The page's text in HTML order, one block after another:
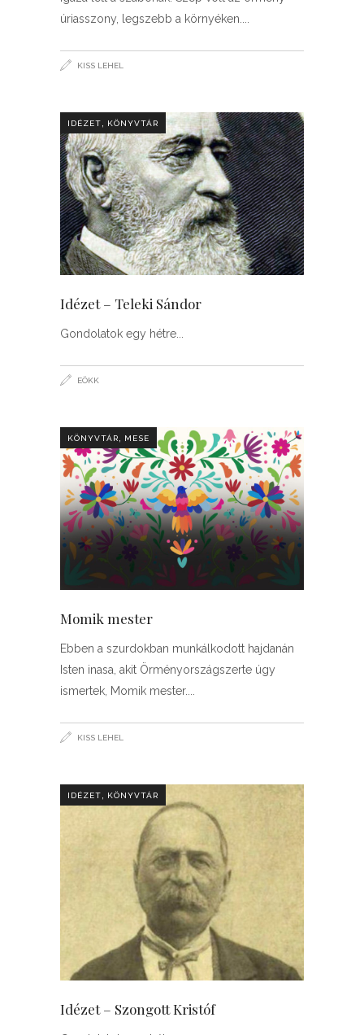
úriasszony, legszebb a környéken.
KISS LEHEL
IDÉZET KÖNYVTÁR
Idézet – Teleki Sándor
Gondolatok egy hétre
EÖKK
KÖNYVTÁR MESE
Momik mester
Ebben a szurdokban munkálkodott hajdanán
Isten inasa, akit Örményországszerte úgy
ismertek, Momik mester.
KISS LEHEL
IDÉZET KÖNYVTÁR
Idézet – Szongott Kristóf